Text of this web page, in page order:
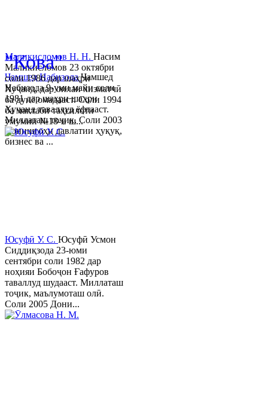
Ҷамшед НабизодаҶамшед
Набизода 9-уми майи соли
1981 дар шаҳри шаҳри
Хуҷанд таваллуд ёфтааст.
Миллаташ тоҷик. Соли 2003
Донишгоҳи давлатии ҳуқуқ,
бизнес ва ...
Маликисломов Н. Н. Насим
Маликисломов 23 октябри
соли 1986 дар шаҳри
Хуҷанд, дар оилаи хизматчӣ
ба дунё омадааст. Соли 1994
ба мактаби таҳсилоти
умумии №18-и ш...
Юсуфӣ У. C. Юсуфӣ Усмон
Сиддиқзода 23-юми
сентябри соли 1982 дар
ноҳияи Бобоҷон Ғафуров
таваллуд шудааст. Миллаташ
тоҷик, маълумоташ олӣ.
Соли 2005 Дони...
"Кова"